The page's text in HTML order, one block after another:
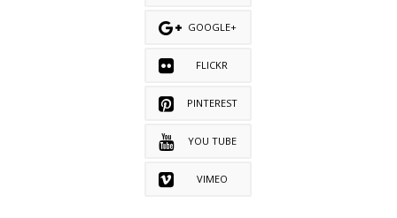
GOOGLE+
FLICKR
PINTEREST
YOU TUBE
VIMEO